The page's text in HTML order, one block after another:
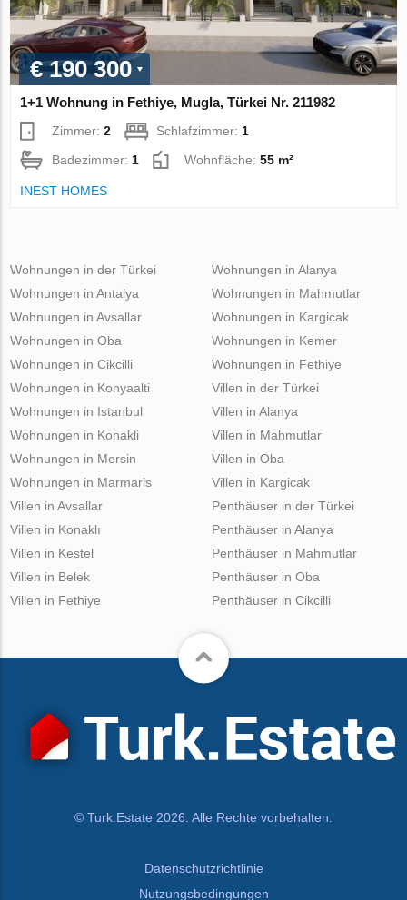
€ 190 300
1+1 Wohnung in Fethiye, Mugla, Türkei Nr. 211982
Zimmer:2 Schlafzimmer: 1
Badezimmer: 1 Wohnfläche:55 m²
INEST HOMES
Wohnungen in der Türkei
Wohnungen in Antalya
Wohnungen in Avsallar
Wohnungen in Oba
Wohnungen in Cikcilli
Wohnungen in Alanya
Wohnungen in Mahmutlar
Wohnungen in Kargicak
Wohnungen in Kemer
Wohnungen in Fethiye
Wohnungen in Konyaalti
Wohnungen in Istanbul
Wohnungen in Konakli
Wohnungen in Mersin
Wohnungen in Marmaris
Villen in der Türkei
Villen in Alanya
Villen in Mahmutlar
Villen in Oba
Villen in Kargicak
Villen in Avsallar
Villen in Konaklı
Villen in Kestel
Villen in Belek
Villen in Fethiye
Penthäuser in der Türkei
Penthäuser in Alanya
Penthäuser in Mahmutlar
Penthäuser in Oba
Penthäuser in Cikcilli
© Turk.Estate 2026. Alle Rechte vorbehalten.
Datenschutzrichtlinie
Nutzungsbedingungen